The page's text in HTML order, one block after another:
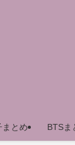
まとめ BTSま